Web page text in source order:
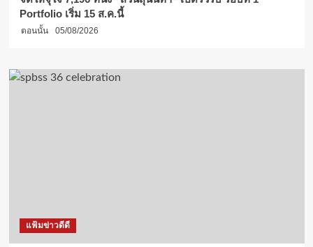
Portfolio เริ่ม 15 ส.ค.นี้
ตอนนั้น 05/08/2026
แฟ้มข่าวดีดี